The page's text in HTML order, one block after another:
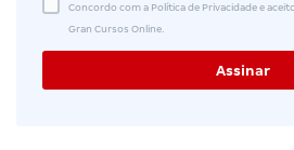
Concordo com a Política de Privacidade e
Gran Cursos Online.